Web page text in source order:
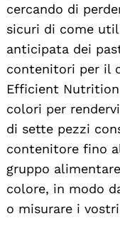
cercando di
sicuri di come
anticipata dei
contenitori per il
Efficient
colori per
di sette pezzi
contenitore fino
gruppo
colore, in modo
o misurare i